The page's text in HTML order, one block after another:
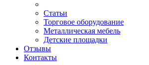
Статьи
Торговое оборудование
Металлическая мебель
Детские площадки
Отзывы
Контакты